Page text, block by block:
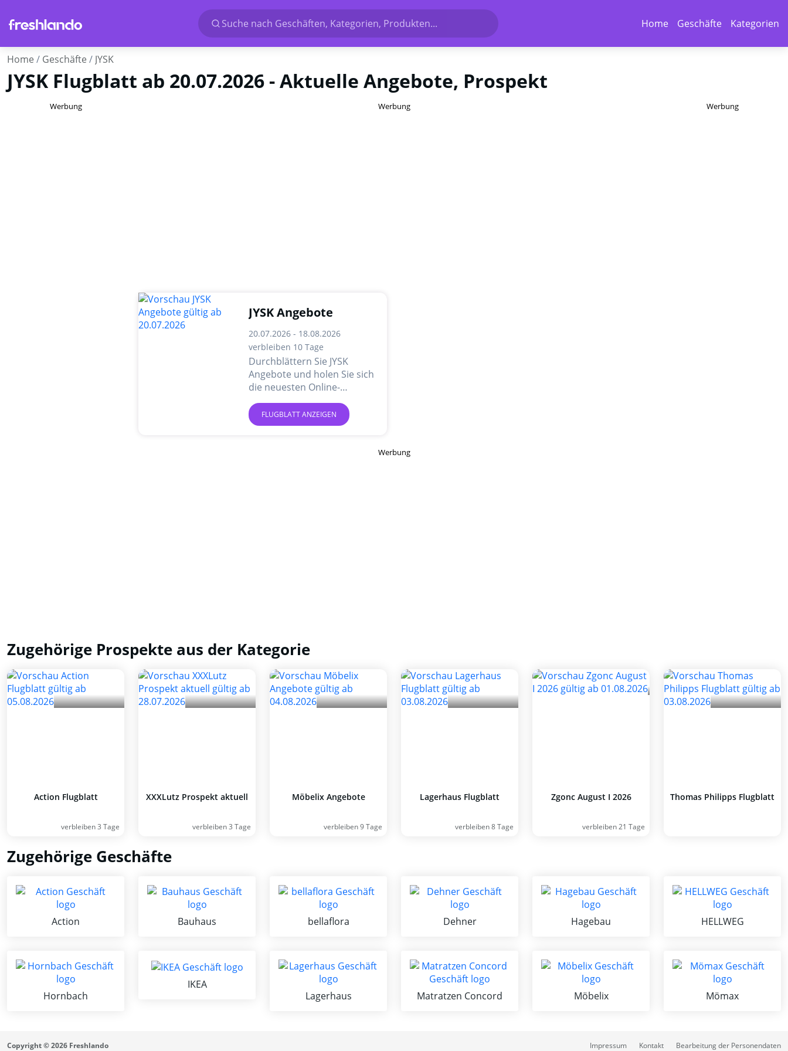
Suche nach Geschäften, Kategorien, Produkten... Home Geschäfte Kategorien
Home Geschäfte JYSK
JYSK Flugblatt ab 20.07.2026 - Aktuelle Angebote, Prospekt
Werbung Werbung
JYSK Angebote
20.07.2026 - 18.08.2026
verbleiben 10 Tage
Durchblättern Sie JYSK
Angebote und holen Sie sich
die neuesten Online-
Angebote und Aktionen.
FLUGBLATT ANZEIGEN
Werbung
Werbung
Zugehörige Prospekte aus der Kategorie
Action Flugblatt
verbleiben 3 Tage
XXXLutz Prospekt aktuell
verbleiben 3 Tage
Möbelix Angebote
verbleiben 9 Tage
Lagerhaus Flugblatt
verbleiben 8 Tage
Zgonc August I 2026
verbleiben 21 Tage
Thomas Philipps Flugblatt
Zugehörige Geschäfte
Action Bauhaus bellaflora Dehner Hagebau HELLWEG
Hornbach
IKEA
Lagerhaus
Matratzen Concord Möbelix Mömax
Impressum Kontakt Bearbeitung der Personendaten
Copyright © 2026 Freshlando